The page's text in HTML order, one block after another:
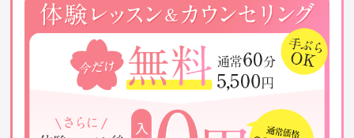
おすすめのピラティススタジオまとめ